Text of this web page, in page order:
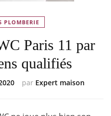
PLOMBERIE
Paris 11 par
qualifiés
par Expert maison